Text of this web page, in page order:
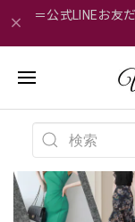
＝公式LINEお友